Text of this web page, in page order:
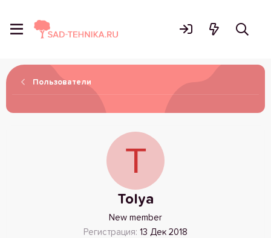
Пользователи
T
Tolya
New member
Регистрация 13 Дек 2018